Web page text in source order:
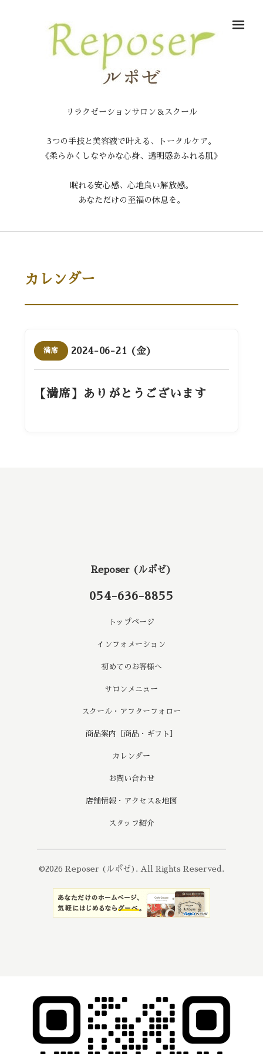
リラクゼーションサロン＆スクール
3つの手技と美容液で叶える、トータルケア。
《柔らかくしなやかな心身、透明感あふれる肌》
眠れる安心感、心地良い解放感。
あなただけの至福の休息を。
カレンダー
満席 2024-06-21 (金)
【満席】ありがとうございます
Reposer (ルポゼ)
054-636-8855
トップページ
インフォメーション
初めてのお客様へ
サロンメニュー
スクール・アフターフォロー
商品案内［商品・ギフト］
カレンダー
お問い合わせ
店舗情報・アクセス＆地図
スタッフ紹介
©2026 Reposer (ルポゼ) . All Rights Reserved.